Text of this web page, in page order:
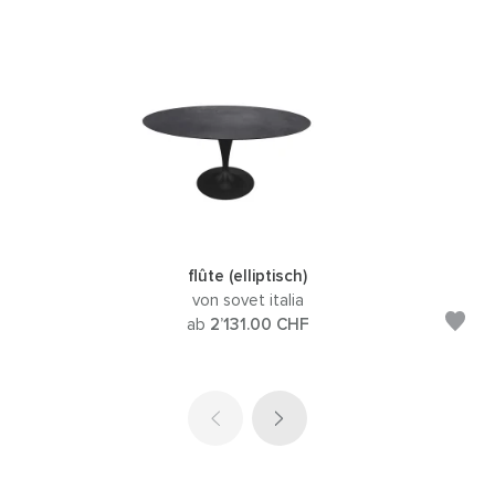
flûte (elliptisch)
von sovet italia
ab 2’131.00 CHF